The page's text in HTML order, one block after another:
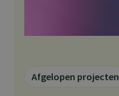
Afgelopen projecten